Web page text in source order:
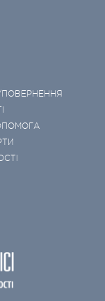
ПОВЕРНЕННЯ